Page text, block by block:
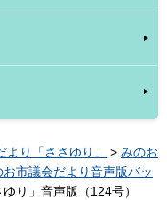
り「ささゆり」 > みのお
お市議会だより音声版バッ
り」音声版（124号）